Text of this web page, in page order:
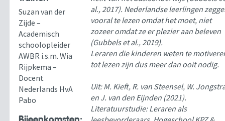
Suzan van der
Zijde –
Academisch
schoolopleider
AWBR i.s.m. Wia
Rijpkema –
Docent
Nederlands HvA
Pabo
al., 2017). Nederlandse leerlingen
vooral te lezen omdat het moet, niet
zozeer omdat ze er plezier aan beleven
(Gubbels et al., 2019).
Leraren die kinderen weten te
tot lezen zijn dus meer dan ooit nodig.
Uit: M. Kieft, R. van Steensel, W.
en J. van den Eijnden (2021).
Literatuurstudie: Leraren als